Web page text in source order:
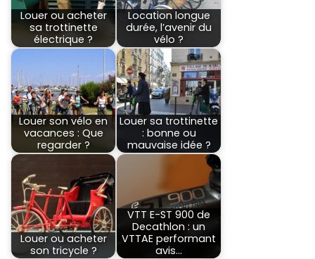
Louer ou acheter
sa trottinette
électrique ?
Location longue
durée, l’avenir du
vélo ?
Louer son vélo en
vacances : Que
regarder ?
Louer sa trottinette
: bonne ou
mauvaise idée ?
Louer ou acheter
son tricycle ?
VTT E-ST 900 de
Decathlon : un
VTTAE performant
avis…